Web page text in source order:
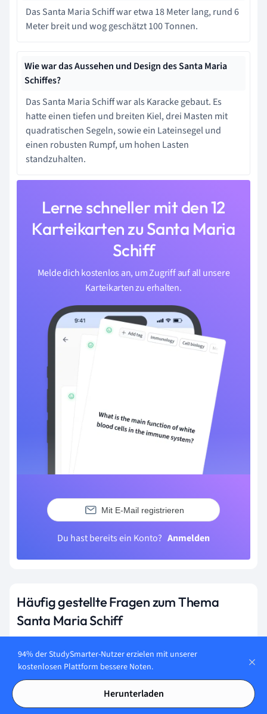
Das Santa Maria Schiff war etwa 18 Meter lang, rund 6
Meter breit und wog geschätzt 100 Tonnen.
Wie war das Aussehen und Design des Santa Maria
Schiffes?
Das Santa Maria Schiff war als Karacke gebaut. Es
hatte einen tiefen und breiten Kiel, drei Masten mit
quadratischen Segeln, sowie ein Lateinsegel und
einen robusten Rumpf, um hohen Lasten
standzuhalten.
Lerne schneller mit den 12
Karteikarten zu Santa Maria
Schiff
Melde dich kostenlos an, um Zugriff auf all unsere
Karteikarten zu erhalten.
Mit E-Mail registrieren
Du hast bereits ein Konto? Anmelden
Häufig gestellte Fragen zum Thema
Santa Maria Schiff
Kolumbus?
Das Schiff Santa Maria von Christoph Kolumbus war etwa 19 bis 21
94% der StudySmarter-Nutzer erzielen mit unserer
kostenlosen Plattform bessere Noten.
Herunterladen